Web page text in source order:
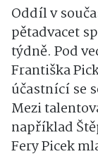
Oddíl v
pětadvacet
týdně. Pod
Františka
účastnící se
Mezi
například
Fery Picek